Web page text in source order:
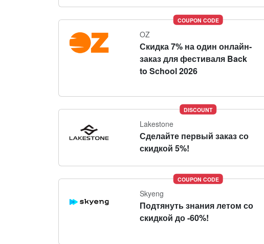
COUPON CODE
OZ
Скидка 7% на один онлайн-
заказ для фестиваля Back
to School 2026
DISCOUNT
Lakestone
Сделайте первый заказ со
скидкой 5%!
COUPON CODE
Skyeng
Подтянуть знания летом со
скидкой до -60%!